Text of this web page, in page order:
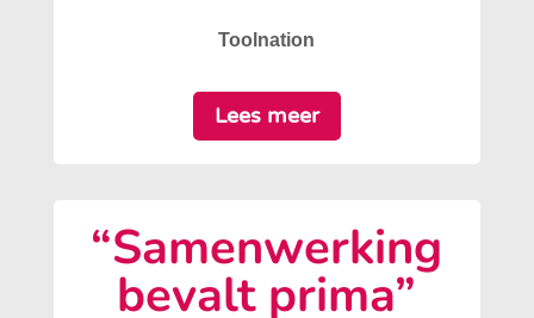
Toolnation
Lees meer
“Samenwerking
bevalt prima”